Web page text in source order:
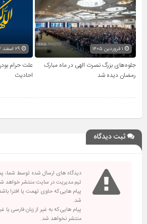
جلوه‌های بزرگ نصرت الهی در ماه مبارک
رمضان دیده شد
علت حرام
احادیث
ثبت دیدگاه
دیدگاه های ارسال شده توسط شما،
تیم مدیریت در سایت منتشر خواهد
پیام هایی که حاوی تهمت یا افترا
شد.
پیام هایی که به غیر از زبان فارسی یا
منتشر نخواهد شد.